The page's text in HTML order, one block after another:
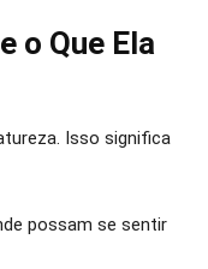
o Que Ela
Isso significa
possam se sentir